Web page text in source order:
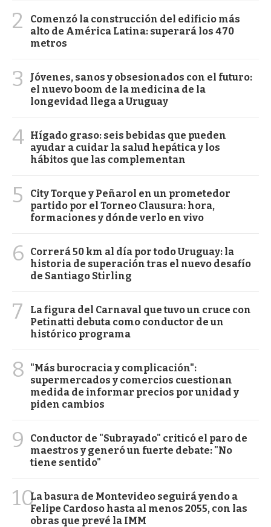
2
Comenzó la construcción del edificio más
alto de América Latina: superará los 470
metros
3
Jóvenes, sanos y obsesionados con el futuro:
el nuevo boom de la medicina de la
longevidad llega a Uruguay
4 Hígado graso: seis bebidas que pueden
ayudar a cuidar la salud hepática y los
hábitos que las complementan
5
City Torque y Peñarol en un prometedor
partido por el Torneo Clausura: hora,
formaciones y dónde verlo en vivo
6
Correrá 50 km al día por todo Uruguay: la
historia de superación tras el nuevo desafío
de Santiago Stirling
7
La figura del Carnaval que tuvo un cruce con
Petinatti debuta como conductor de un
histórico programa
8
"Más burocracia y complicación":
supermercados y comercios cuestionan
medida de informar precios por unidad y
piden cambios
9
Conductor de "Subrayado" criticó el paro de
maestros y generó un fuerte debate: "No
tiene sentido"
10La basura de Montevideo seguirá yendo a
Felipe Cardoso hasta al menos 2055, con las
obras que prevé la IMM